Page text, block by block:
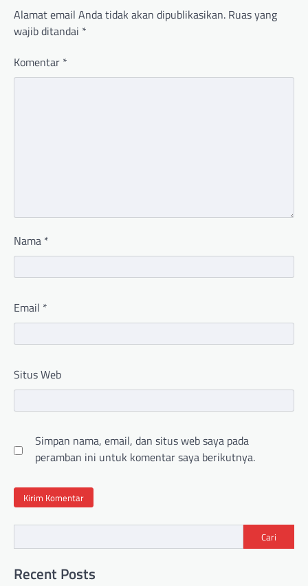
Alamat email Anda tidak akan dipublikasikan. Ruas yang
wajib ditandai *
Komentar *
Nama *
Email *
Situs Web
Simpan nama, email, dan situs web saya pada
peramban ini untuk komentar saya berikutnya.
Cari
Recent Posts